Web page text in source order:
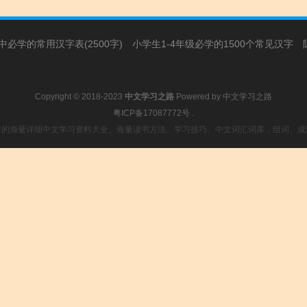
必学的常用汉字表(2500字) 小学生1-4年级必学的1500个常见汉字
Copyright © 2018-2023 中文学习之路 Powered by 中文学习之路
粤ICP备17087772号 .
的海量详细中文学习资料大全。海量读书方法、学习技巧、中文词汇词库，组词、成